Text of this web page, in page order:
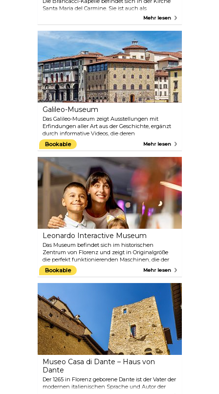
Santa Maria del Carmine. Sie ist auch als
„Sixtinische Kapelle der Frührenaissance“ bekannt,
da sie einen herrlichen Gemäldezyklus von
Masaccio enthält, der große Künstler wie
Michelangelo und Raffaello inspirierte. Heute
gelangt man zu ihr über das benachbarte, von
Brunelleschi entworfene Kloster. Dennoch werden
die Kirche und die Kapelle als getrennte Orte
behandelt, die man besuchen kann, sie haben
sogar unterschiedliche Öffnungszeiten.
Mehr lesen
Galileo-Museum
Das Galileo-Museum zeigt Ausstellungen mit
Erfindungen aller Art aus der Geschichte, ergänzt
durch informative Videos, die deren
Funktionsweise veranschaulichen. Da Galileo
Galilei einer der berühmtesten Wissenschaftler und
Erfinder der Welt war, ist dieses Museum eine
Hommage an ihn und an das Werk, das er in
Florenz vollbracht hat.
Bookable Mehr lesen
Leonardo Interactive Museum
Das Museum befindet sich im historischen
Zentrum von Florenz und zeigt in Originalgröße
die perfekt funktionierenden Maschinen, die der
große Leonardo da Vinci entworfen hat. Hier
können die Besucher nicht nur die großen Modelle
von da Vincis Schöpfungen sehen, sondern dank
ihren Mechanismen experimentieren. Da Vinci
entwarf zu seiner Zeit Maschinen und Prinzipien,
die sich die moderne Zivilisation erst mehrere
Jahrhunderte später zu eigen machen würde.
Kommen Sie also hierher und lassen Sie sich von
seiner unbestreitbaren Genialität und Kreativität
überraschen.
Bookable Mehr lesen
Museo Casa di Dante – Haus von
Dante
Der 1265 in Florenz geborene Dante ist der Vater der
modernen italienischen Sprache und Autor der